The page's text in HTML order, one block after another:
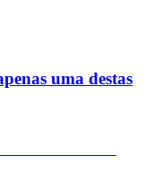
uma destas